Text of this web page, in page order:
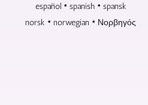
español • spanish • spansk
norsk • norwegian • Νορβηγός